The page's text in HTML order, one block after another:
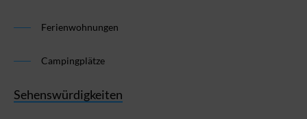
Ferienwohnungen
Campingplätze
Sehenswürdigkeiten